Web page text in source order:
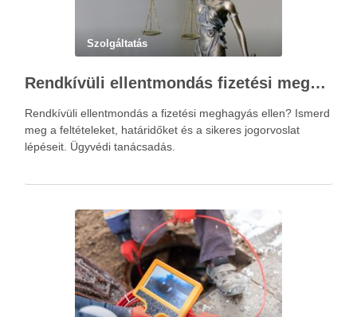
Szolgáltatás
Rendkívüli ellentmondás fizetési meghagyás ellen – Újváry Zsolt Ügyvédi Iroda
Rendkívüli ellentmondás a fizetési meghagyás ellen? Ismerd
meg a feltételeket, határidőket és a sikeres jogorvoslat
lépéseit. Ügyvédi tanácsadás.